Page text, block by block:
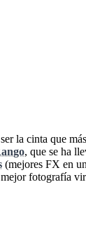
la cinta que
, que se ha
(mejores FX en
fotografía